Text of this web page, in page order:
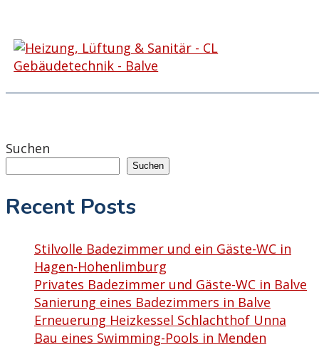
Impressum
Datenschutz
Suchen
Suchen
Recent Posts
Stilvolle Badezimmer und ein Gäste-WC in
Hagen-Hohenlimburg
Privates Badezimmer und Gäste-WC in Balve
Sanierung eines Badezimmers in Balve
Erneuerung Heizkessel Schlachthof Unna
Bau eines Swimming-Pools in Menden